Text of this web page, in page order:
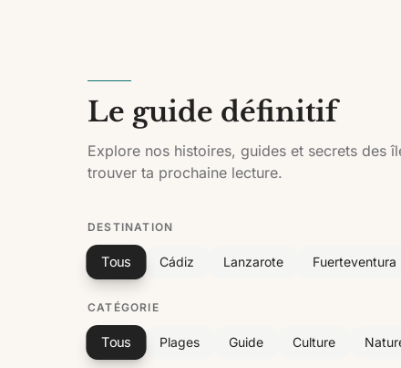
Le guide définitif
Explore nos histoires, guides et secrets des
trouver ta prochaine lecture.
DESTINATION
Tous Cádiz Lanzarote Fuerteventura
CATÉGORIE
Tous Plages Guide Culture